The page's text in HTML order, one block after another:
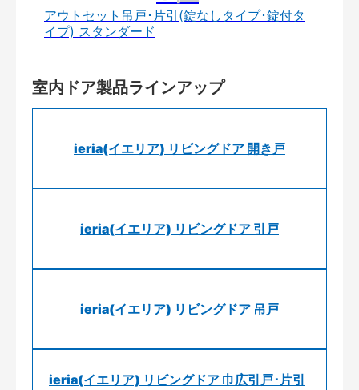
アウトセット吊戸･片引(錠なしタイプ･錠付タ
イプ) スタンダード
室内ドア製品ラインアップ
ieria(イエリア) リビングドア 開き戸
ieria(イエリア) リビングドア 引戸
ieria(イエリア) リビングドア 吊戸
ieria(イエリア) リビングドア 巾広引戸･片引